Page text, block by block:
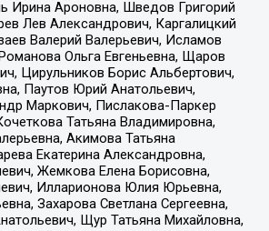
Ирина Ароновна, Шведов Григорий
Лев Александрович, Каргалицкий
Валерий Валерьевич, Исламов
Ольга Евгеньевна, Щаров
Цирульников Борис Альбертович,
Паутов Юрий Анатольевич,
Маркович, Пислакова-Паркер
Татьяна Владимировна,
Акимова Татьяна
Екатерина Александровна,
Жемкова Елена Борисовна,
Илларионова Юлия Юрьевна,
Захарова Светлана Сергеевна,
Щур Татьяна Михайловна,